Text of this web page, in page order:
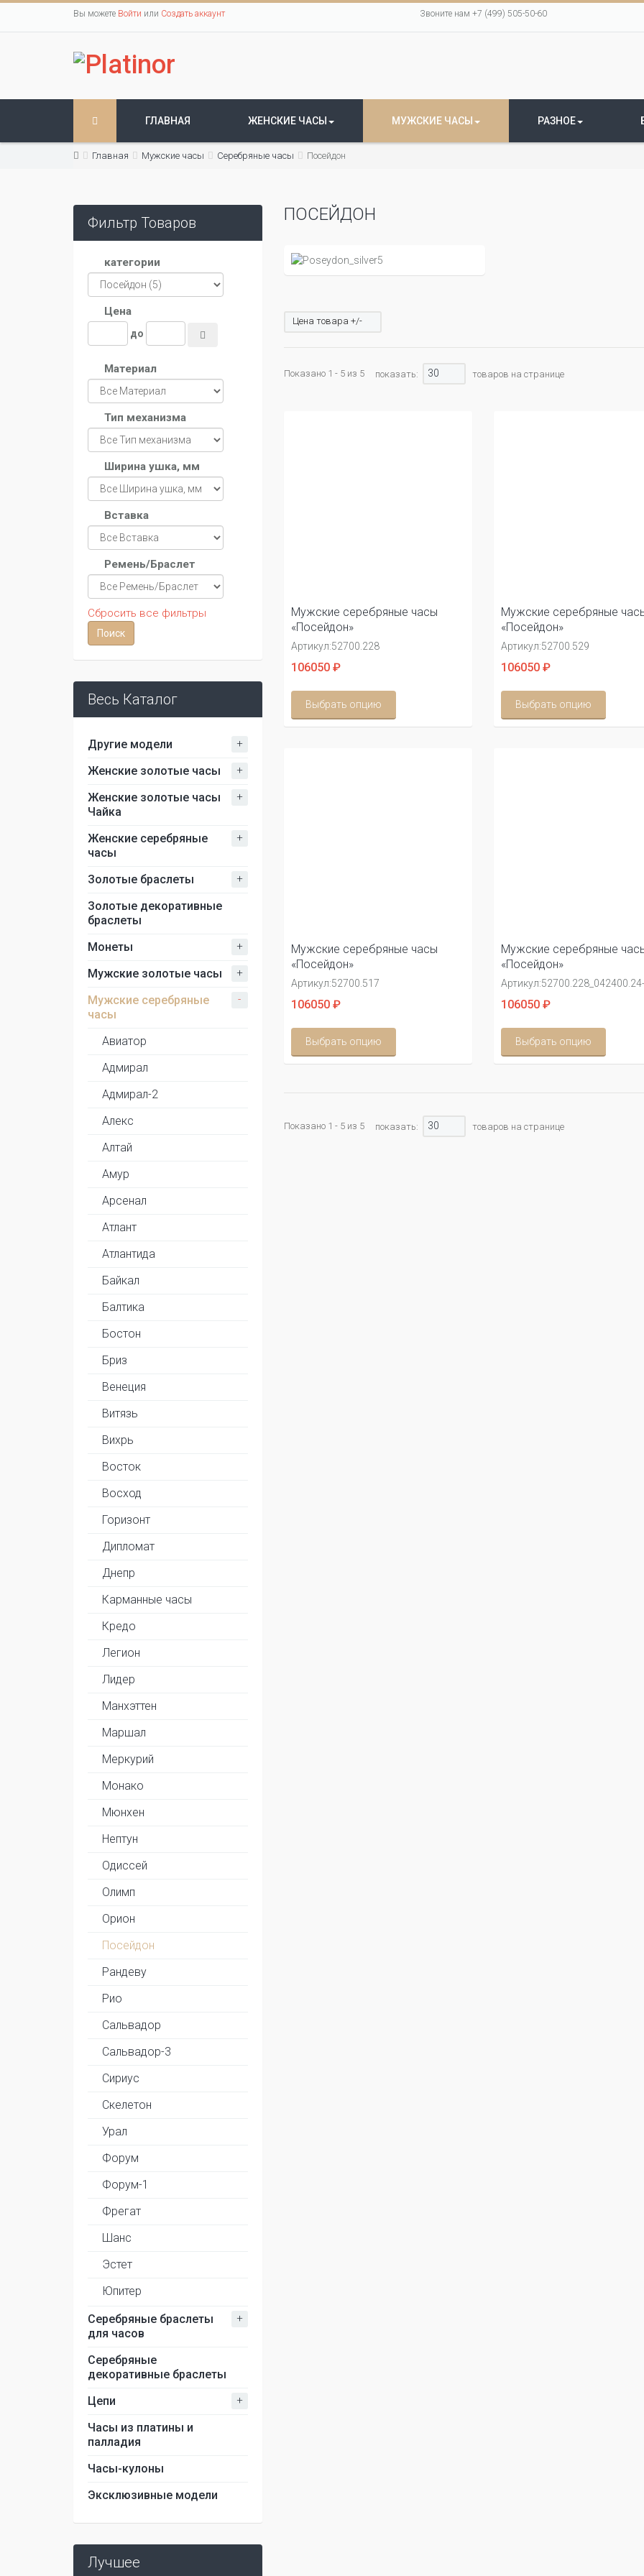
Вы можете Войти или Создать аккаунт Звоните нам +7 (499) 505-50-60
ГЛАВНАЯ ЖЕНСКИЕ ЧАСЫ МУЖСКИЕ ЧАСЫ РАЗНОЕ
Главная Мужские часы Серебряные часы Посейдон
Фильтр Товаров
категории
Цена
до
Материал
Тип механизма
Ширина ушка, мм
Вставка
Ремень/Браслет
Сбросить все фильтры
Весь Каталог
Другие модели +
Женские золотые часы +
Женские золотые часы
Чайка
+
Женские серебряные
часы
+
Золотые браслеты +
Золотые декоративные
браслеты
Монеты
+
Мужские золотые часы +
Мужские серебряные
часы
-
Авиатор
Адмирал
Адмирал-2
Алекс
Алтай
Амур
Арсенал
Атлант
Атлантида
Байкал
Балтика
Бостон
Бриз
Венеция
Витязь
Вихрь
Восток
Восход
Горизонт
Дипломат
Днепр
Карманные часы
Кредо
Легион
Лидер
Манхэттен
Маршал
Меркурий
Монако
Мюнхен
Нептун
Одиссей
Олимп
Орион
Посейдон
Рандеву
Рио
Сальвадор
Сальвадор-3
Сириус
Скелетон
Урал
Форум
Форум-1
Фрегат
Шанс
Эстет
Юпитер
Серебряные браслеты
для часов
+
Серебряные
декоративные браслеты
Цепи
+
Часы из платины и
палладия
Часы-кулоны
Эксклюзивные модели
Лучшее
ПОСЕЙДОН
Цена товара +/-
Показано 1 - 5 из 5 показать: 30 товаров на странице
Мужские серебряные часы
«Посейдон»
Артикул:52700.228
106050 ₽
Выбрать опцию
Мужские серебряные
«Посейдон»
Артикул:52700.529
106050 ₽
Выбрать опцию
Мужские серебряные часы
«Посейдон»
Артикул:52700.517
106050 ₽
Выбрать опцию
Мужские серебряные
«Посейдон»
Артикул:
106050 ₽
Выбрать опцию
Показано 1 - 5 из 5 показать: 30 товаров на странице